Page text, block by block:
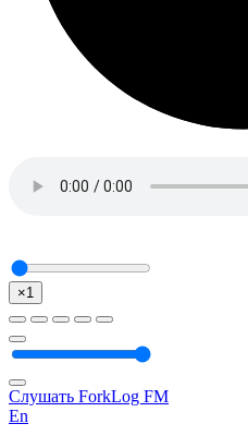
×1
Слушать ForkLog FM
En